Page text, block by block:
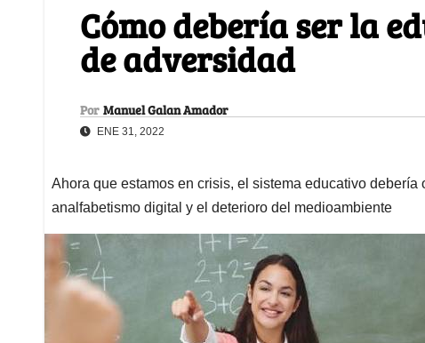
Cómo debería ser la
de adversidad
Por Manuel Galan Amador
ENE 31, 2022
Ahora que estamos en crisis, el sistema educativo debería
analfabetismo digital y el deterioro del medioambiente